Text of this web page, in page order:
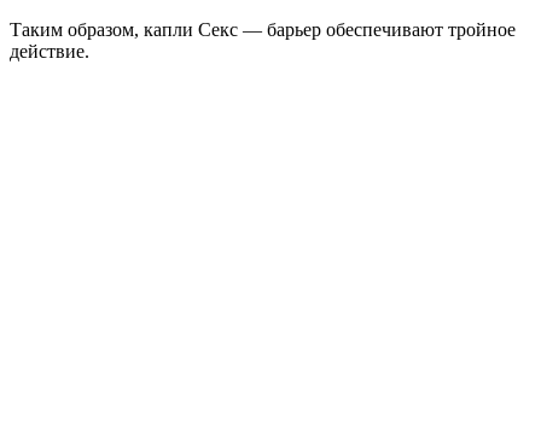
Таким образом, капли Секс — барьер обеспечивают тройное
действие.